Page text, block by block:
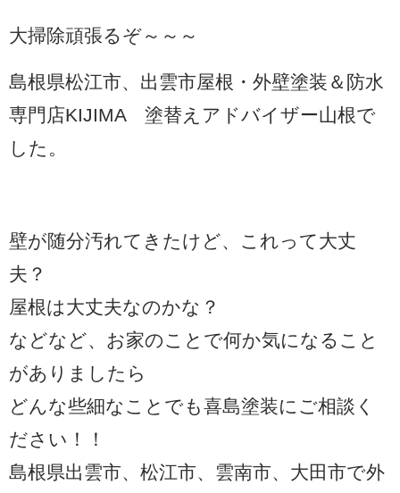
大掃除頑張るぞ～～～
島根県松江市、出雲市屋根・外壁塗装＆防水
専門店KIJIMA 塗替えアドバイザー山根で
した。
壁が随分汚れてきたけど、これって大丈
夫？
屋根は大丈夫なのかな？
などなど、お家のことで何か気になること
がありましたら
どんな些細なことでも喜島塗装にご相談く
ださい！！
島根県出雲市、松江市、雲南市、大田市で外